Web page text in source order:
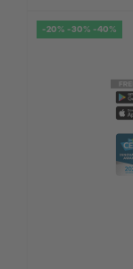
-20% -30% -40%